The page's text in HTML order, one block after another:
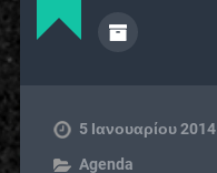
5 Ιανουαρίου 2014
Agenda